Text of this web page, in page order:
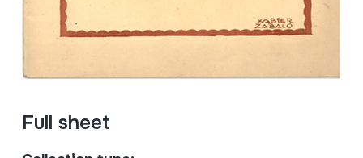
Full sheet